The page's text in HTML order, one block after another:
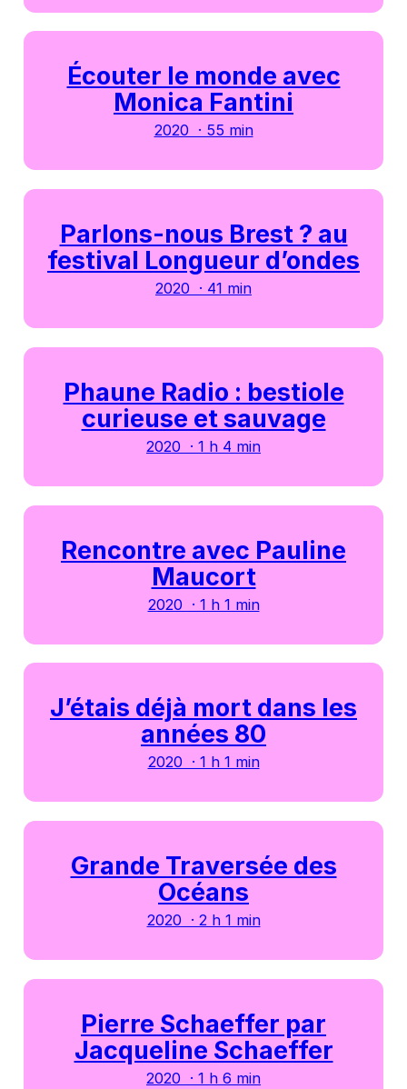
Écouter le monde avec
Monica Fantini
2020 · 55 min
Parlons-nous Brest ? au
festival Longueur d’ondes
2020 · 41 min
Phaune Radio : bestiole
curieuse et sauvage
2020 · 1 h 4 min
Rencontre avec Pauline
Maucort
2020 · 1 h 1 min
J’étais déjà mort dans les
années 80
2020 · 1 h 1 min
Grande Traversée des
Océans
2020 · 2 h 1 min
Pierre Schaeffer par
Jacqueline Schaeffer
2020 · 1 h 6 min